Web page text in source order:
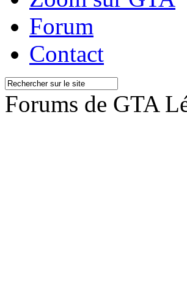
Forum
Contact
Forums de GTA